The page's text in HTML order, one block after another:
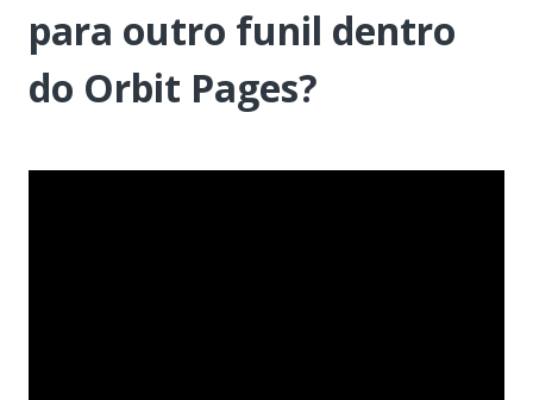
para outro funil dentro
do Orbit Pages?